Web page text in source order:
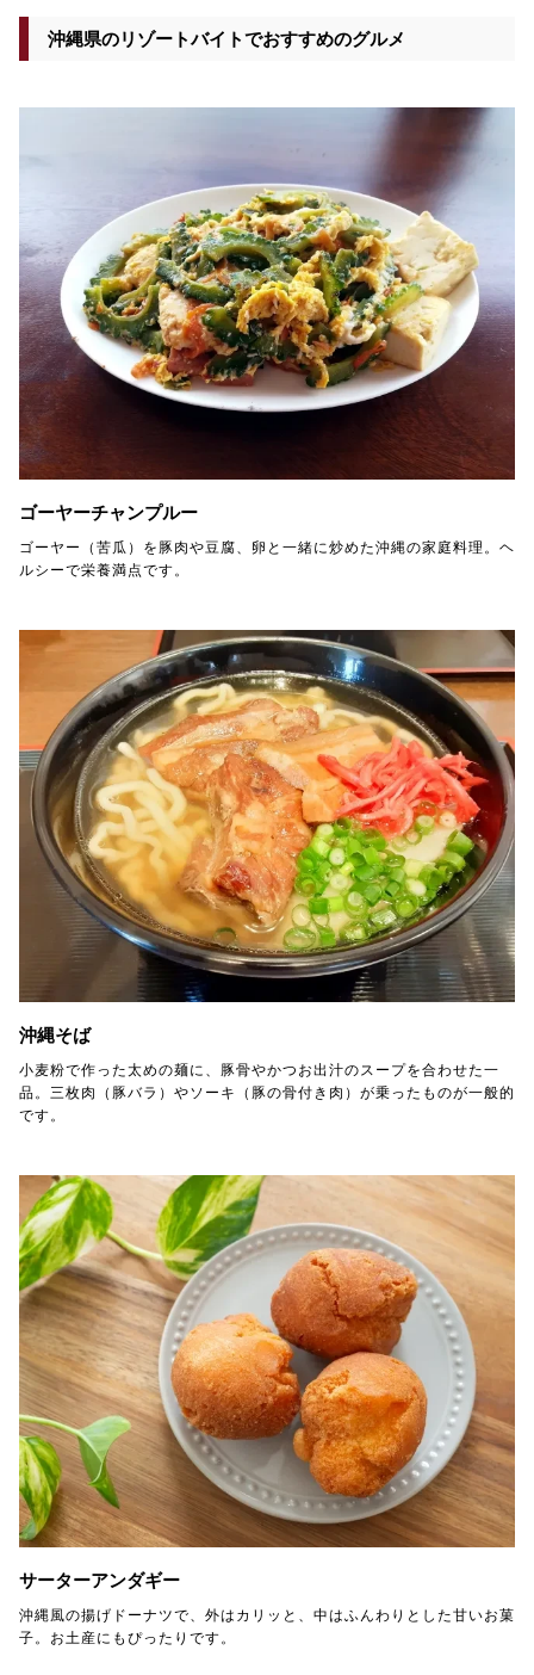
沖縄県のリゾートバイトでおすすめのグルメ
ゴーヤーチャンプルー
ゴーヤー（苦瓜）を豚肉や豆腐、卵と一緒に炒めた沖縄の家庭料理。ヘ
ルシーで栄養満点です。
沖縄そば
小麦粉で作った太めの麺に、豚骨やかつお出汁のスープを合わせた一
品。三枚肉（豚バラ）やソーキ（豚の骨付き肉）が乗ったものが一般的
です。
サーターアンダギー
沖縄風の揚げドーナツで、外はカリッと、中はふんわりとした甘いお菓
子。お土産にもぴったりです。